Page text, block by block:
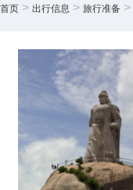
首页 > 出行信息 > 旅行准备 >